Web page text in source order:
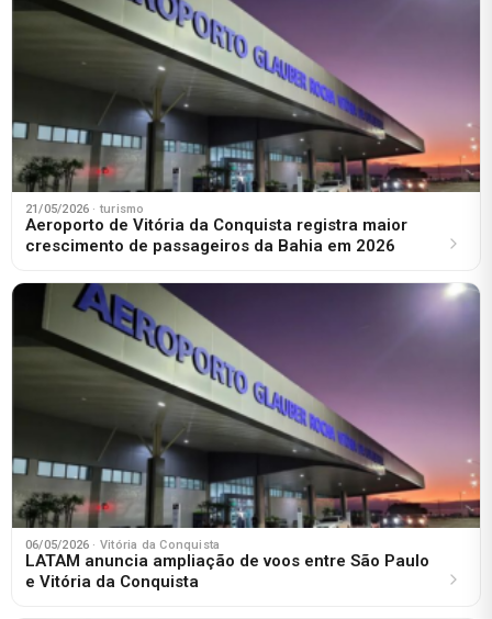
21/05/2026 · turismo
Aeroporto de Vitória da Conquista registra maior
crescimento de passageiros da Bahia em 2026
06/05/2026 · Vitória da Conquista
LATAM anuncia ampliação de voos entre São Paulo
e Vitória da Conquista